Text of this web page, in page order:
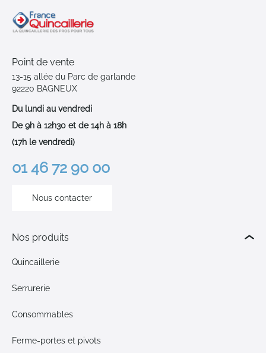
Point de vente
13-15 allée du Parc de garlande
92220 BAGNEUX
Du lundi au vendredi
De 9h à 12h30 et de 14h à 18h
(17h le vendredi)
01 46 72 90 00
Nous contacter
Nos produits
Quincaillerie
Serrurerie
Consommables
Ferme-portes et pivots